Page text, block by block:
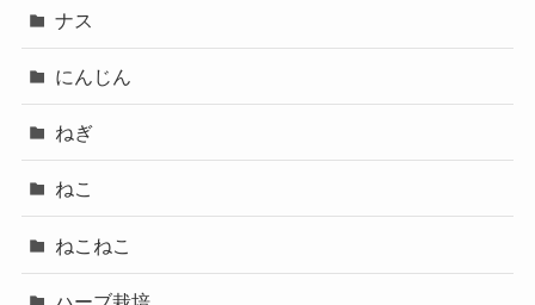
ナス
にんじん
ねぎ
ねこ
ねこねこ